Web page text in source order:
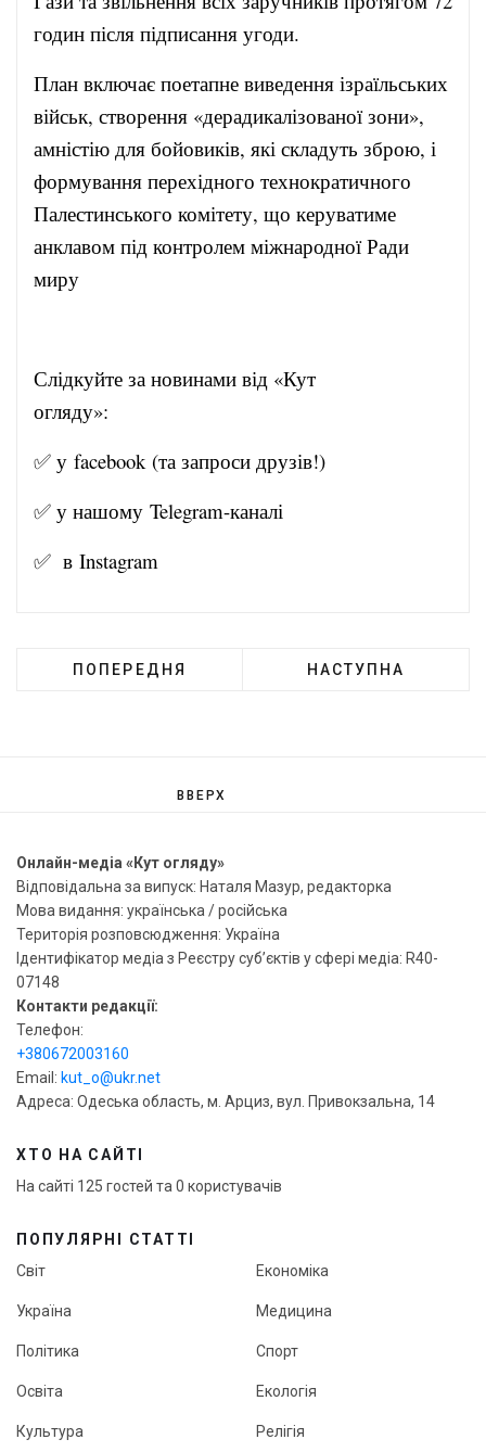
годин після підписання угоди.
План включає поетапне виведення ізраїльських
військ, створення «дерадикалізованої зони»,
амністію для бойовиків, які складуть зброю, і
формування перехідного технократичного
Палестинського комітету, що керуватиме
анклавом під контролем міжнародної Ради
миру
Слідкуйте за новинами від «Кут
огляду»:
✅ у facebook(та запроси друзів!)
✅ у нашому Telegram-каналі
✅ в Instagram
ПОПЕРЕДНЯ НАСТУПНА
ВВЕРХ
Онлайн-медіа «Кут огляду»
Відповідальна за випуск: Наталя Мазур, редакторка
Мова видання: українська / російська
Територія розповсюдження: Україна
Ідентифікатор медіа з Реєстру суб’єктів у сфері медіа: R40-
07148
Контакти редакції:
Телефон:
+380672003160
Email: kut_o@ukr.net
Адреса: Одеська область, м. Арциз, вул. Привокзальна, 14
ХТО НА САЙТІ
На сайті 125 гостей та 0 користувачів
ПОПУЛЯРНІ СТАТТІ
Світ
Україна
Політика
Освіта
Культура
Економіка
Медицина
Спорт
Екологія
Релігія